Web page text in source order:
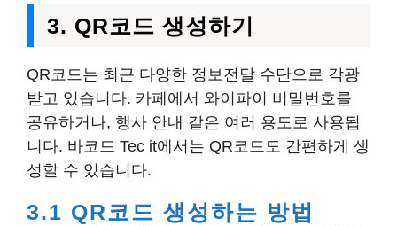
3. QR코드 생성하기
QR코드는 최근 다양한 정보전달 수단으로 각광
받고 있습니다. 카페에서 와이파이 비밀번호를
공유하거나, 행사 안내 같은 여러 용도로 사용됩
니다. 바코드 Tec it에서는 QR코드도 간편하게 생
성할 수 있습니다.
3.1 QR코드 생성하는 방법